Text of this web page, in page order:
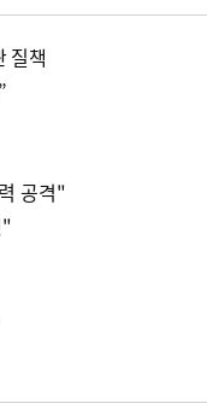
질책
공격"